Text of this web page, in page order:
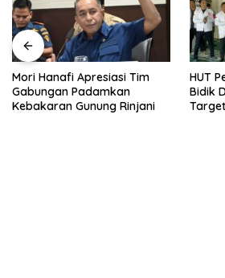
Mori Hanafi Apresiasi Tim
Gabungan Padamkan
Kebakaran Gunung Rinjani
HUT
Bidik